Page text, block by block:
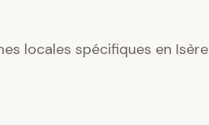
locales spécifiques en Isère